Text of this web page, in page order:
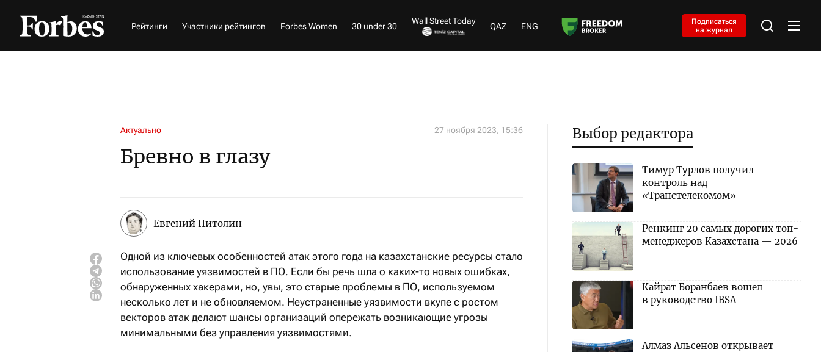
Рейтинги Участники рейтингов Forbes Women 30 under 30
Wall Street Today
QAZ ENG
Подписаться
на журнал
Актуально 27 ноября 2023, 15:36
Бревно в глазу
Евгений Питолин
Одной из ключевых особенностей атак этого года на казахстанские ресурсы стало
использование уязвимостей в ПО. Если бы речь шла о каких-то новых ошибках,
обнаруженных хакерами, но, увы, это старые проблемы в ПО, используемом
несколько лет и не обновляемом. Неустраненные уязвимости вкупе с ростом
векторов атак делают шансы организаций опережать возникающие угрозы
минимальными без управления уязвимостями.
Выбор редактора
Тимур Турлов получил
контроль над
«Транстелекомом»
Ренкинг 20 самых дорогих топ-
менеджеров Казахстана — 2026
Кайрат Боранбаев вошел
в руководство IBSA
Алмаз Альсенов открывает